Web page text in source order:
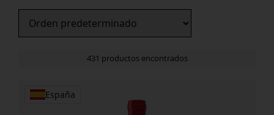
431 productos encontrados
España